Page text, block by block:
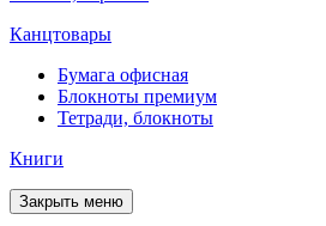
Канцтовары
Бумага офисная
Блокноты премиум
Тетради, блокноты
Книги
Закрыть меню